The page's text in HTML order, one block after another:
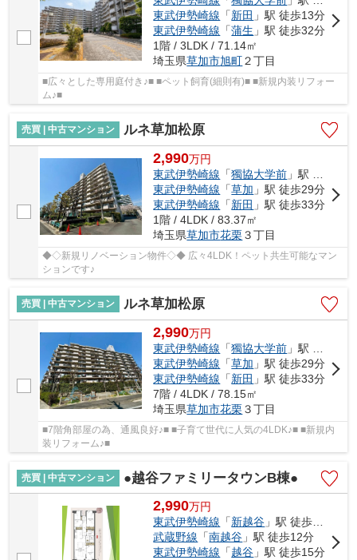
東武伊勢崎線 「新田 」駅 徒歩13分
東武伊勢崎線 「蒲生 」駅 徒歩32分
1階 / 3LDK / 71.14㎡
埼玉県草加市旭町２丁目
■広々とした専用庭付き♪■ ■ペット飼育(細則有)■ ■新規内装リフォー
ム♪■
売買 | 中古マンション ルネ草加松原
2,990万円
東武伊勢崎線 「獨協大学前 」駅 徒歩18分
東武伊勢崎線 「草加 」駅 徒歩29分
東武伊勢崎線 「新田 」駅 徒歩33分
1階 / 4LDK / 83.37㎡
埼玉県草加市花栗３丁目
◆◇新規リノベーション物件◇◆ 広々4LDK！ペット共生可能なマン
ションです♪
売買 | 中古マンション ルネ草加松原
2,990万円
東武伊勢崎線 「獨協大学前 」駅 徒歩18分
東武伊勢崎線 「草加 」駅 徒歩29分
東武伊勢崎線 「新田 」駅 徒歩33分
7階 / 4LDK / 78.15㎡
埼玉県草加市花栗３丁目
■7階角部屋の為、通風良好♪■ ■子育て世代に人気の4LDK♪■ ■新規内
装リフォーム♪■
売買 | 中古マンション ●越谷ファミリータウンB棟●
2,990万円
東武伊勢崎線 「新越谷 」駅 徒歩10分
武蔵野線 「南越谷 」駅 徒歩12分
東武伊勢崎線 「越谷 」駅 徒歩15分